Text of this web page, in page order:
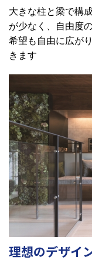
大きな柱と梁で構
が少なく、自由度
希望も自由に広が
きます
理想のデザイ